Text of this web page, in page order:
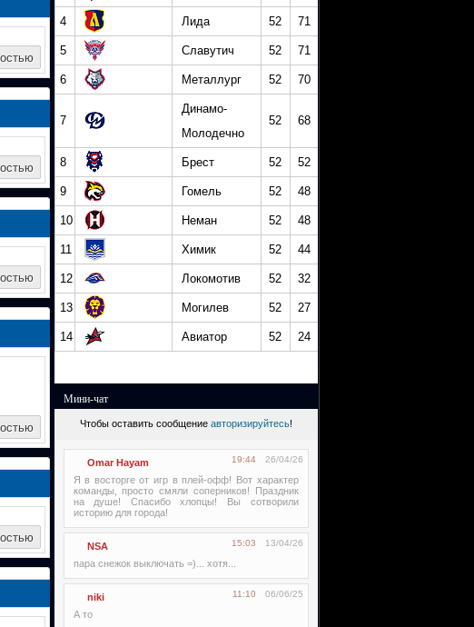
4 Лида 52 71
5 Славутич 52 71
6 Металлург 52 70
7
Динамо-
Молодечно
52 68
8 Брест 52 52
9 Гомель 52 48
10 Неман 52 48
11 Химик 52 44
12 Локомотив 52 32
13 Могилев 52 27
14 Авиатор 52 24
Мини-чат
Чтобы оставить сообщение авторизируйтесь!
Omar Hayam 26/04/26
19:44
Я в восторге от игр в плей-офф! Вот характер
команды, просто смяли соперников! Праздник
на душе! Спасибо хлопцы! Вы сотворили
историю для города!
NSA 13/04/26
15:03
пара снежок выключать =)... хотя...
niki 06/06/25
11:10
А то